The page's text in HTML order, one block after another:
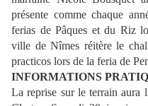
présente comme chaque
ferias de Pâques et du Riz
ville de Nîmes réitère le
practicos lors de la feria de
INFORMATIONS
La reprise sur le terrain aura